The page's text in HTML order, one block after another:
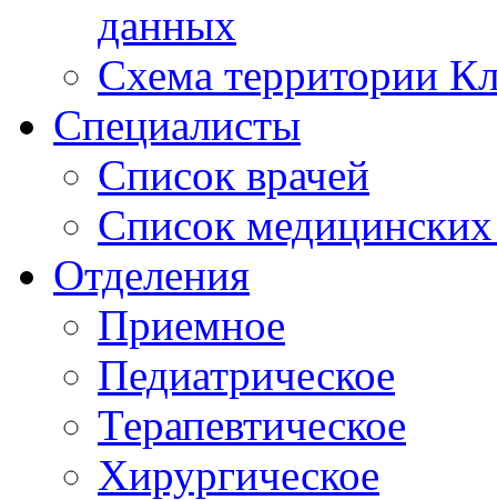
данных
Схема территории
Специалисты
Список врачей
Список медицинских
Отделения
Приемное
Педиатрическое
Терапевтическое
Хирургическое